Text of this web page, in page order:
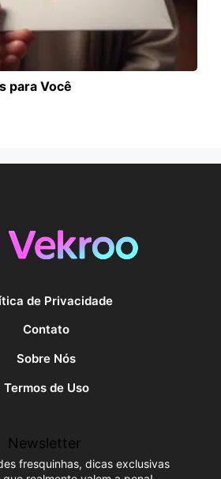
para Você
de Privacidade
Contato
Sobre Nós
Termos de Uso
Newsletter
fresquinhas, dicas exclusivas